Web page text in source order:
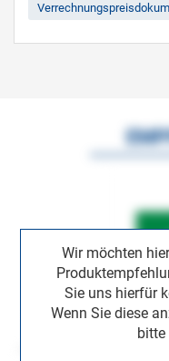
Wir möchten
Sie uns hierfür
Wenn Sie diese
bitte